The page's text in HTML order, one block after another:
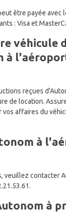
être payée avec
: Visa et
véhicule
à
reçues
de location.
affaires du
à
veuillez contacter
à